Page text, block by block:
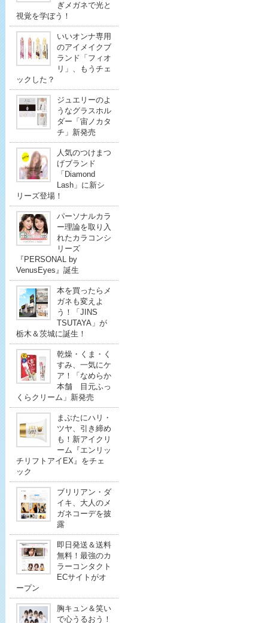
ぎメガネで光と
視覚を学ぼう！
いいオンナ専用
のアイメイクブ
ランド「フィオ
リ」、もうチェ
ックした？
ジュエリーのよ
うなグラスホル
ダー「宙ノカタ
チ」新発売
人気のつけまつ
げブランド
「Diamond
Lash」に新シ
リーズ登場！
パーソナルカラ
ー理論を取り入
れたカラコンシ
リーズ
『PERSONAL by
VenusEyes』誕生
本を買ったらメ
ガネも変えよ
う！「JINS
TSUTAYA」が
栃木＆茨城に誕生！
乾燥・くま・く
すみ、一気にケ
ア！「なめらか
本舗 目元ふっ
くらクリーム」新発売
まぶたにハリ・
ツヤ、引き締め
も！新アイクリ
ーム『エンリッ
チリフトアイEX』をチェ
ック
ブリリアン・ダ
イキ、大人のメ
ガネコーデを披
露
即日発送＆送料
無料！最強のカ
ラーコンタクト
ECサイトがオ
ープン
胸キュン＆笑い
で心うるおう！